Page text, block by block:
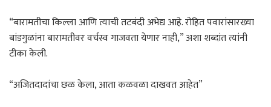
“बारामतीचा किल्ला आणि त्याची तटबंदी अभेद्य आहे. रोहित पवारांसारख्या
बांडगुळांना बारामतीवर वर्चस्व गाजवता येणार नाही,” अशा शब्दांत त्यांनी
टीका केली.
“अजितदादांचा छळ केला, आता कळवळा दाखवत आहेत”